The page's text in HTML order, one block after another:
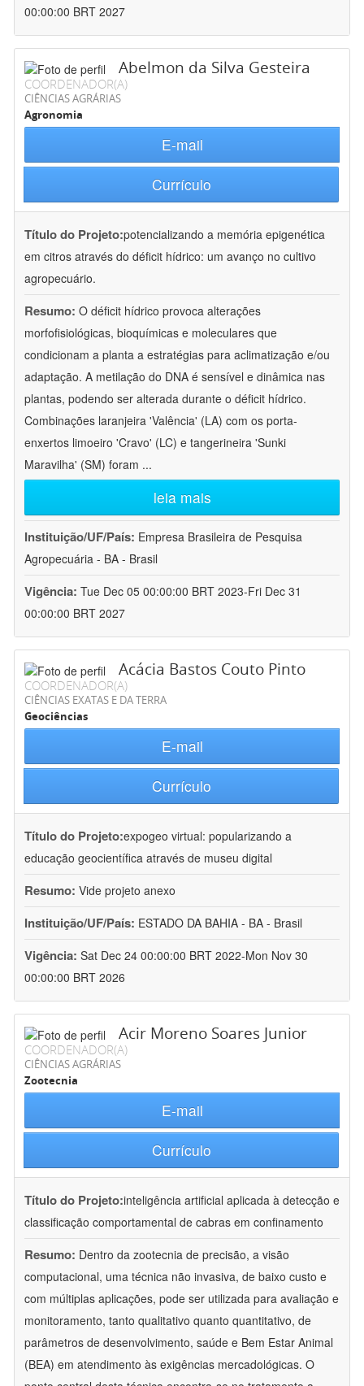
00:00:00 BRT 2027
Abelmon da Silva Gesteira
COORDENADOR(A)
CIÊNCIAS AGRÁRIAS
Agronomia
E-mail
Currículo
Título do Projeto:potencializando a memória epigenética
em citros através do déficit hídrico: um avanço no cultivo
agropecuário.
Resumo: O déficit hídrico provoca alterações
morfofisiológicas, bioquímicas e moleculares que
condicionam a planta a estratégias para aclimatização e/ou
adaptação. A metilação do DNA é sensível e dinâmica nas
plantas, podendo ser alterada durante o déficit hídrico.
Combinações laranjeira 'Valência' (LA) com os porta-
enxertos limoeiro 'Cravo' (LC) e tangerineira 'Sunki
Maravilha' (SM) foram ...
leia mais
Instituição/UF/País: Empresa Brasileira de Pesquisa
Agropecuária - BA - Brasil
Vigência: Tue Dec 05 00:00:00 BRT 2023-Fri Dec 31
00:00:00 BRT 2027
Acácia Bastos Couto Pinto
COORDENADOR(A)
CIÊNCIAS EXATAS E DA TERRA
Geociências
E-mail
Currículo
Título do Projeto:expogeo virtual: popularizando a
educação geocientífica através de museu digital
Resumo: Vide projeto anexo
Instituição/UF/País: ESTADO DA BAHIA - BA - Brasil
Vigência: Sat Dec 24 00:00:00 BRT 2022-Mon Nov 30
00:00:00 BRT 2026
Acir Moreno Soares Junior
COORDENADOR(A)
CIÊNCIAS AGRÁRIAS
Zootecnia
E-mail
Currículo
Título do Projeto:inteligência artificial aplicada à detecção e
classificação comportamental de cabras em confinamento
Resumo: Dentro da zootecnia de precisão, a visão
computacional, uma técnica não invasiva, de baixo custo e
com múltiplas aplicações, pode ser utilizada para avaliação e
monitoramento, tanto qualitativo quanto quantitativo, de
parâmetros de desenvolvimento, saúde e Bem Estar Animal
(BEA) em atendimento às exigências mercadológicas. O